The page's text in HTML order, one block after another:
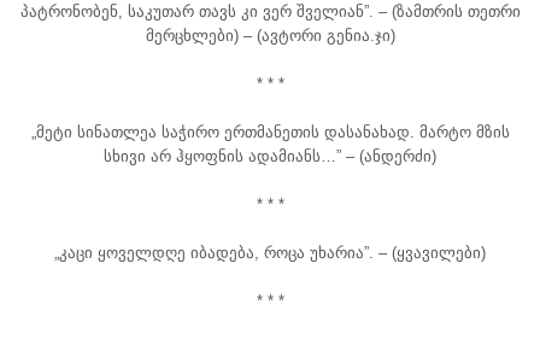
პატრონობენ, საკუთარ თავს კი ვერ შველიან”. – (ზამთრის თეთრი
მერცხლები)– (ავტორი გენია.ჯი)
* * *
„მეტი სინათლეა საჭირო ერთმანეთის დასანახად. მარტო მზის
სხივი არ ჰყოფნის ადამიანს…” – (ანდერძი)
* * *
„კაცი ყოველდღე იბადება, როცა უხარია”. – (ყვავილები)
* * *